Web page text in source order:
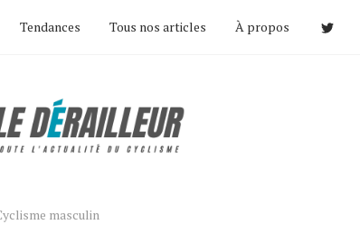
Tendances Tous nos articles À propos
masculin